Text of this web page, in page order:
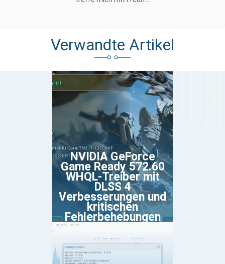
Verwandte Artikel
NVIDIA GeForce
Game Ready 572.60
WHQL-Treiber mit
DLSS 4
Verbesserungen und
kritischen
Fehlerbehebungen